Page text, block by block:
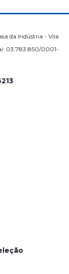
da Indústria - Vila
03.783.850/0001-